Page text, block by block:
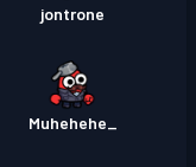
jontrone
Muhehehe_